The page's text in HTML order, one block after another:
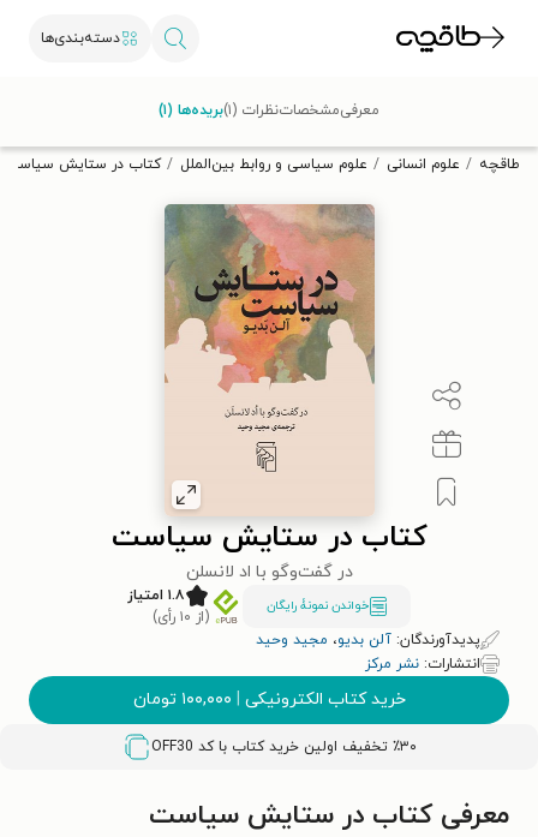
دسته‌بندی‌ها
تخفیف از طاقچه دریافت کن.
طاقچه علوم انسانی علوم سیاسی و روابط بین‌الملل کتاب در ستایش سیاست
کتاب در ستایش سیاست
در گفت‌و‌گو با اد لانسلن
خواندن نمونۀ رایگان
۱.۸ امتیاز
(از ۱۰ رأی)
پدیدآورندگان: آلن بدیو، مجید وحید
انتشارات: نشر مرکز
خرید کتاب الکترونیکی | ۱۰۰,۰۰۰ تومان
٪۳۰ تخفیف اولین خرید کتاب با کد OFF30
معرفیمشخصاتنظرات (۱) بریده‌ها (۱)
معرفی کتاب در ستایش سیاست